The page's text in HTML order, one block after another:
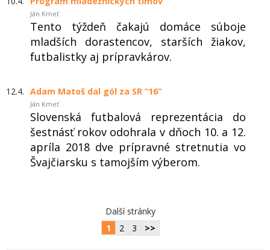
Ján Kmeť
Tento týždeň čakajú domáce súboje
mladších dorastencov, starších žiakov,
futbalistky aj prípravkárov.
12.4. Adam Matoš dal gól za SR “16“
Ján Kmeť
Slovenská futbalová reprezentácia do
šestnásť rokov odohrala v dňoch 10. a 12.
apríla 2018 dve prípravné stretnutia vo
Švajčiarsku s tamojším výberom.
Další stránky
1
2 3 >>